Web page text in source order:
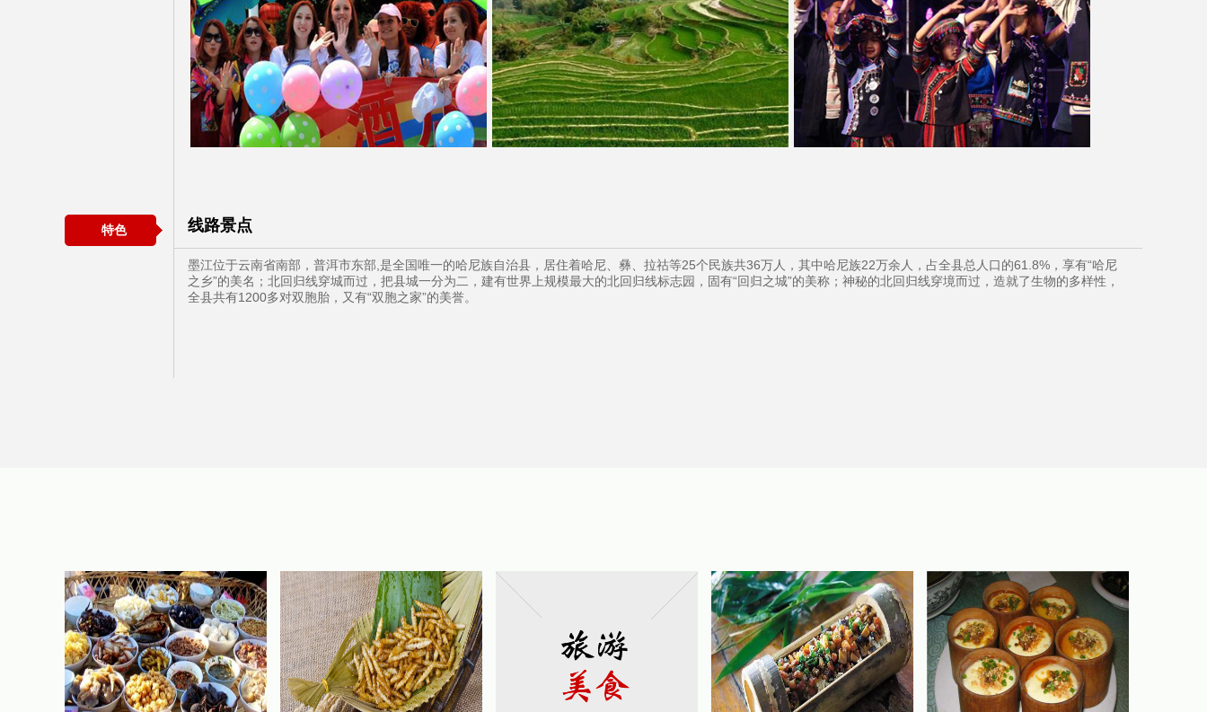
特色 线路景点
墨江位于云南省南部，普洱市东部,是全国唯一的哈尼族自治县，居住着哈尼、彝、拉祜等25个民族共36万人，其中哈尼族22万余人，占全县总人口的61.8%，享有“哈尼
之乡”的美名；北回归线穿城而过，把县城一分为二，建有世界上规模最大的北回归线标志园，固有“回归之城”的美称；神秘的北回归线穿境而过，造就了生物的多样性，
全县共有1200多对双胞胎，又有“双胞之家”的美誉。